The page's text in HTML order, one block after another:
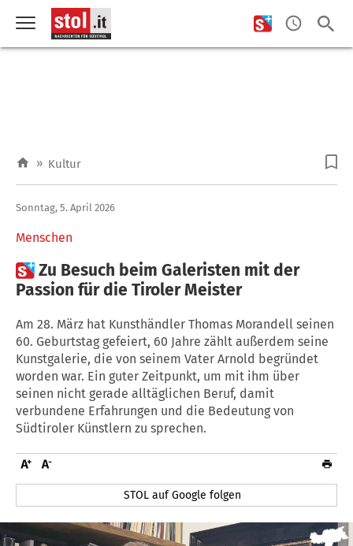
» Kultur
Menschen
Sonntag, 5. April 2026
Zu Besuch beim Galeristen mit der
Passion für die Tiroler Meister
Am 28. März hat Kunsthändler Thomas Morandell seinen
60. Geburtstag gefeiert, 60 Jahre zählt außerdem seine
Kunstgalerie, die von seinem Vater Arnold begründet
worden war. Ein guter Zeitpunkt, um mit ihm über
seinen nicht gerade alltäglichen Beruf, damit
verbundene Erfahrungen und die Bedeutung von
Südtiroler Künstlern zu sprechen.
STOL auf Google folgen